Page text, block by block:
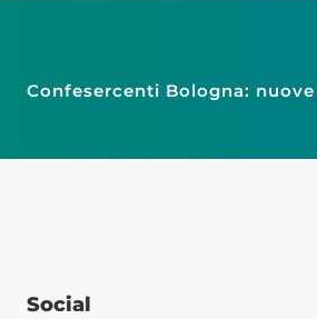
Confesercenti Bologna:
Social